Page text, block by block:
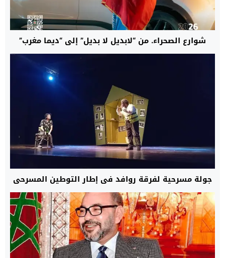
شوارع الصحراء. من “لابديل لا بديل” إلى “ديما مغرب”
جولة مسرحية لفرقة روافد في إطار التوطين المسرحي